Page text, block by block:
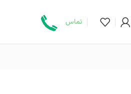
تماس